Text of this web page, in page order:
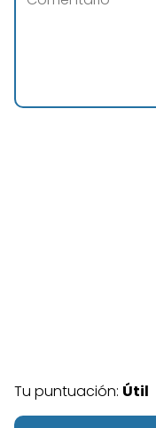
Tu puntuación: Útil